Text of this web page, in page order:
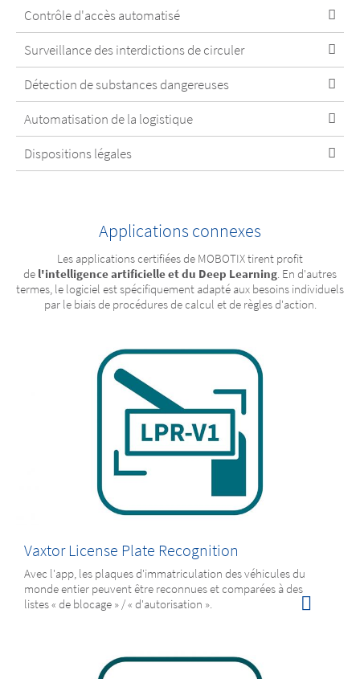
Contrôle d'accès automatisé
Surveillance des interdictions de circuler
Détection de substances dangereuses
Automatisation de la logistique
Dispositions légales
Applications connexes
Les applications certifiées de MOBOTIX tirent profit
de l'intelligence artificielle et du Deep Learning. En d'autres
termes, le logiciel est spécifiquement adapté aux besoins individuels
par le biais de procédures de calcul et de règles d'action.
Vaxtor License Plate Recognition
Avec l'app, les plaques d'immatriculation des véhicules du
monde entier peuvent être reconnues et comparées à des
listes « de blocage » / « d'autorisation ».